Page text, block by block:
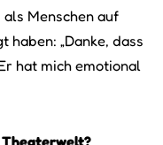
Menschen auf
haben: „Danke, dass
hat mich emotional
Theaterwelt?